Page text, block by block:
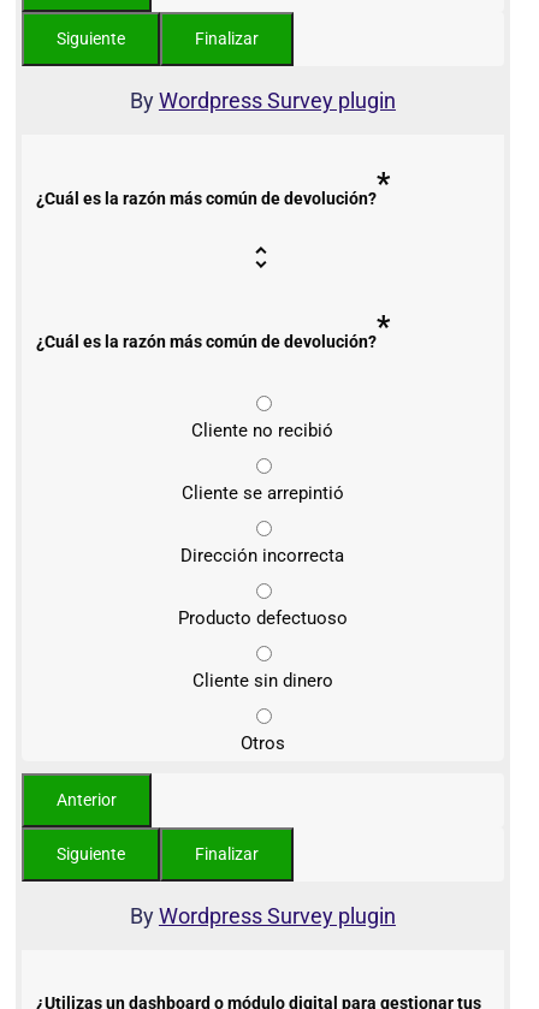
ByWordpress Survey plugin
¿Cuál es la razón más común de devolución?*
¿Cuál es la razón más común de devolución?*
Cliente no recibió
Cliente se arrepintió
Dirección incorrecta
Producto defectuoso
Cliente sin dinero
Otros
ByWordpress Survey plugin
¿Utilizas un dashboard o módulo digital para gestionar tus